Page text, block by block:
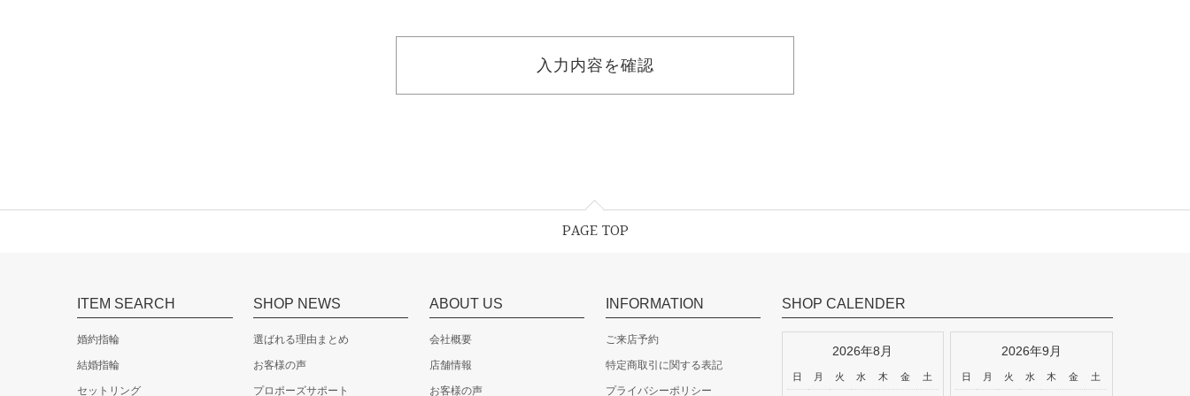
PAGE TOP
ITEM SEARCH
婚約指輪
結婚指輪
セットリング
SHOP NEWS
選ばれる理由まとめ
お客様の声
プロポーズサポート
ABOUT US
会社概要
店舗情報
お客様の声
INFORMATION
ご来店予約
特定商取引に関する表記
プライバシーポリシー
SHOP CALENDER
2026年8月
日 月 火 水 木 金 土
2026年9月
日 月 火 水 木 金 土